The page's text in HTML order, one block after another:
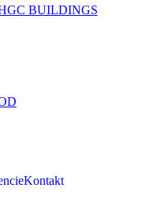
BUILDINGS
Kontakt